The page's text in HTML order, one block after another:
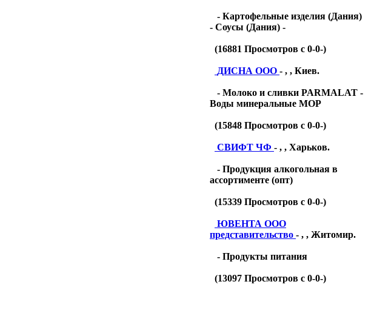
- Картофельные изделия (Дания)
- Соусы (Дания) -
(16881 Просмотров с 0-0-)
ДИСНА ООО - , , Киев.
- Молоко и сливки PARMALAT -
Воды минеральные МОР
(15848 Просмотров с 0-0-)
СВИФТ ЧФ - , , Харьков.
- Продукция алкогольная в
ассортименте (опт)
(15339 Просмотров с 0-0-)
ЮВЕНТА ООО
представительство - , , Житомир.
- Продукты питания
(13097 Просмотров с 0-0-)